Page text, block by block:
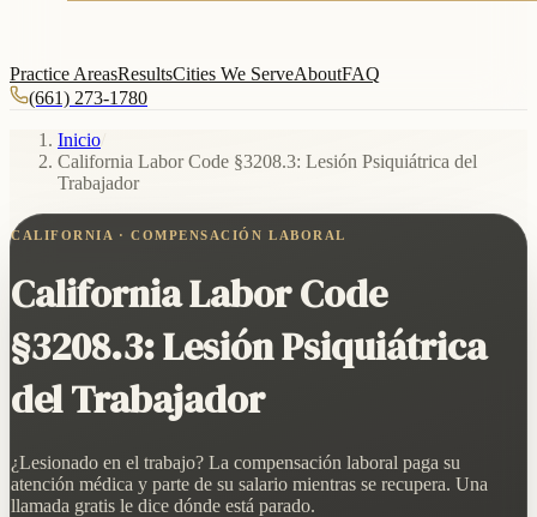
Practice AreasResultsCities We ServeAboutFAQ
(661) 273-1780
Inicio
California Labor Code §3208.3: Lesión Psiquiátrica del
Trabajador
CALIFORNIA · COMPENSACIÓN LABORAL
California Labor Code
§3208.3: Lesión Psiquiátrica
del Trabajador
¿Lesionado en el trabajo? La compensación laboral paga su
atención médica y parte de su salario mientras se recupera. Una
llamada gratis le dice dónde está parado.